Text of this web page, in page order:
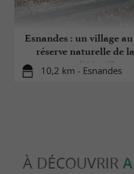
Esnandes : un village
réserve naturelle de
l'Aiguillon
10,2 km - Esnandes
À DÉCOUVRIR